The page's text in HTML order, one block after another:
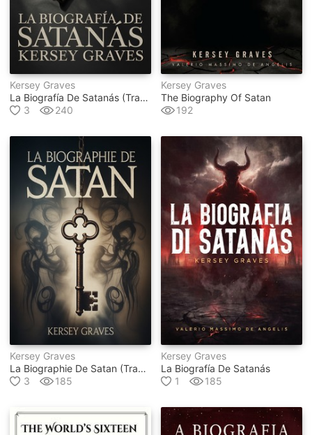
Kersey Graves
La Biografía De Satanás (traducido)
3
240
Kersey Graves
The Biography Of Satan
192
Kersey Graves
La Biographie De Satan (traduit)
3
185
Kersey Graves
La Biografía De Satanás
1
185